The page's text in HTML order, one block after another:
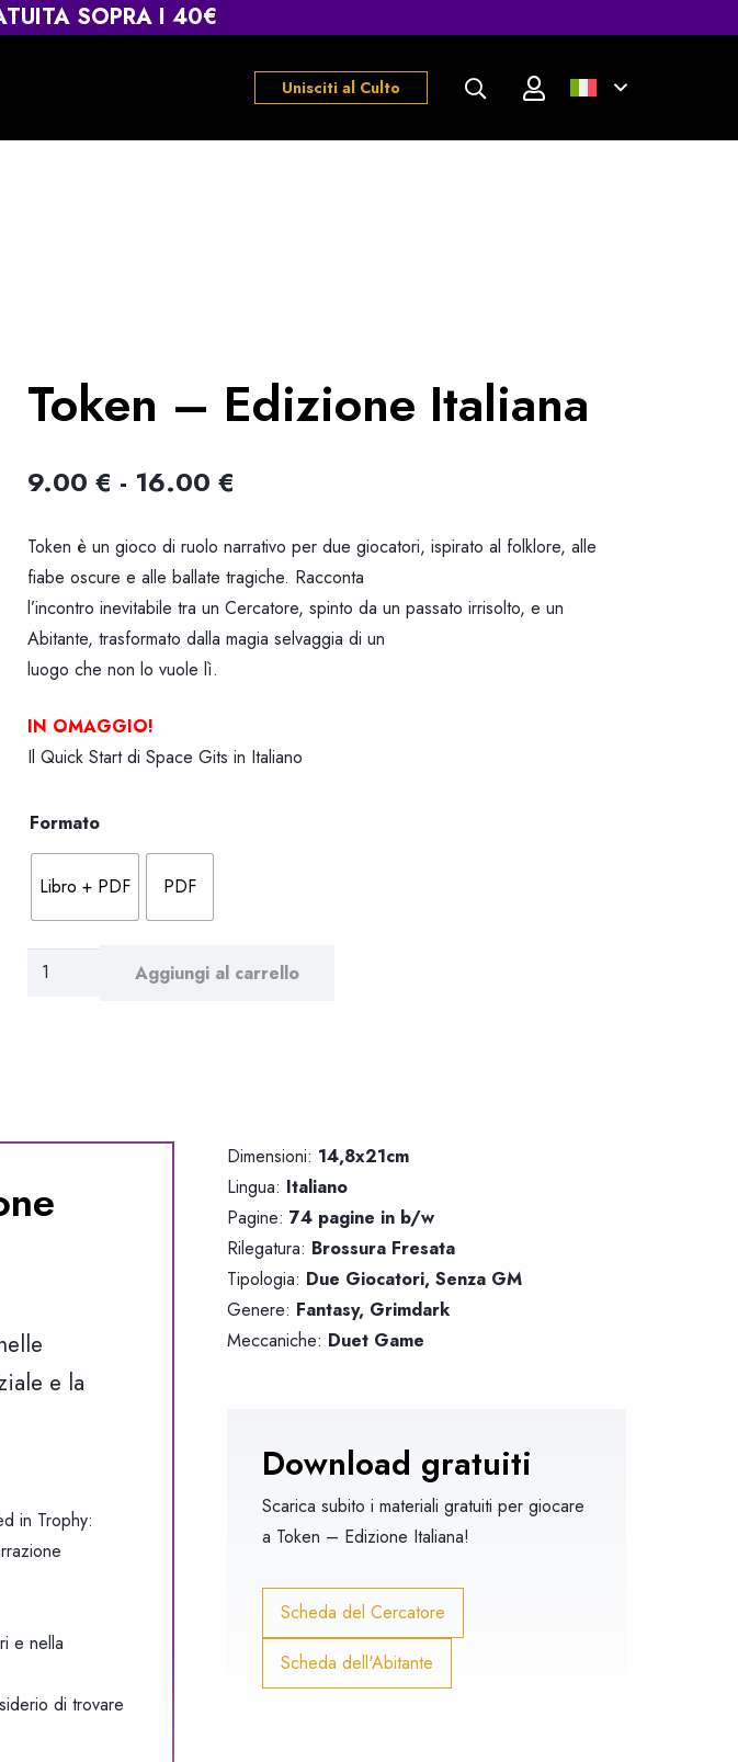
SOPRA I 40€
Unisciti al Culto
Token – Edizione Italiana
9.00 € - 16.00 €
prezzo:
da
16.00 €
Token è un gioco di ruolo narrativo per due giocatori, ispirato al folklore, alle
fiabe oscure e alle ballate tragiche. Racconta
l’incontro inevitabile tra un Cercatore, spinto da un passato irrisolto, e un
Abitante, trasformato dalla magia selvaggia di un
luogo che non lo vuole lì.
IN OMAGGIO!
Il Quick Start di Space Gits in Italiano
Formato
Libro + PDF PDF
Token
Aggiungi al carrello
e la
in Trophy:
e nella
di trovare
Dimensioni: 14,8x21cm
Lingua: Italiano
Pagine: 74 pagine in b/w
Rilegatura: Brossura Fresata
Tipologia: Due Giocatori, Senza GM
Genere: Fantasy, Grimdark
Meccaniche: Duet Game
Download gratuiti
Scarica subito i materiali gratuiti per giocare
a Token – Edizione Italiana!
Scheda del Cercatore
Scheda dell'Abitante